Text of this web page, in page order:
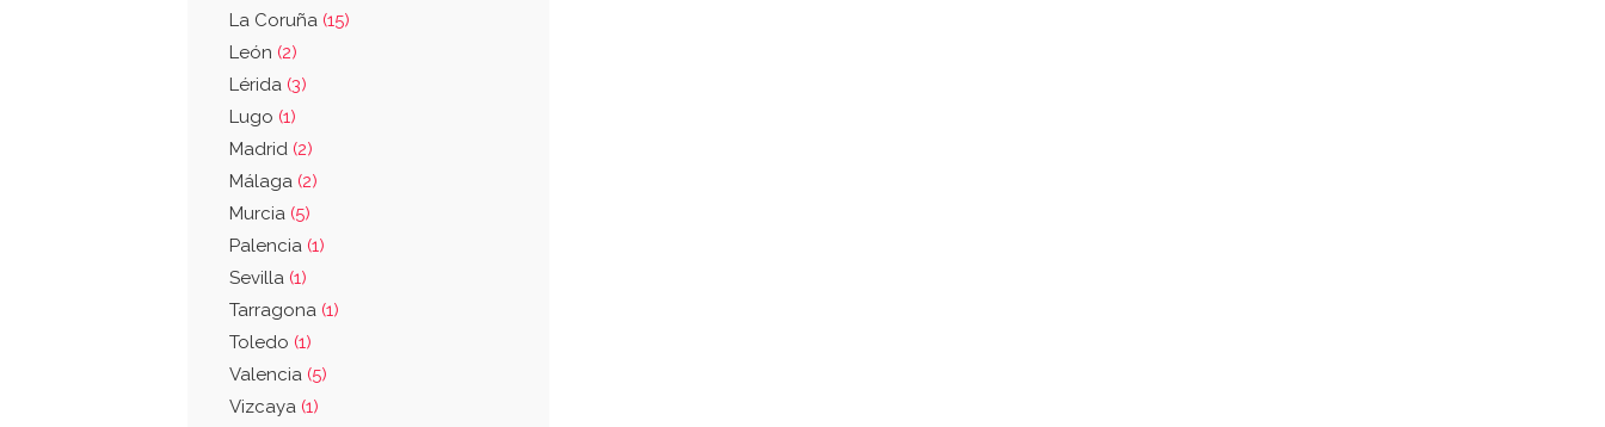
La Coruña (15)
León (2)
Lérida (3)
Lugo (1)
Madrid (2)
Málaga (2)
Murcia (5)
Palencia (1)
Sevilla (1)
Tarragona (1)
Toledo (1)
Valencia (5)
Vizcaya (1)